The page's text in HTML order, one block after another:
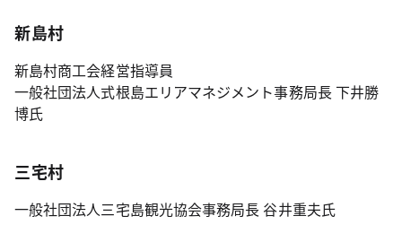
新島村
新島村商工会経営指導員
一般社団法人式根島エリアマネジメント事務局長 下井勝
博氏
三宅村
一般社団法人三宅島観光協会事務局長 谷井重夫氏